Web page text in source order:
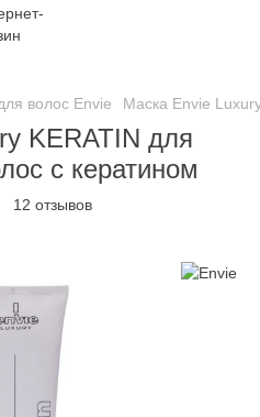
волос Envie Маска Envie
KERATIN для
с кератином
12 отзывов